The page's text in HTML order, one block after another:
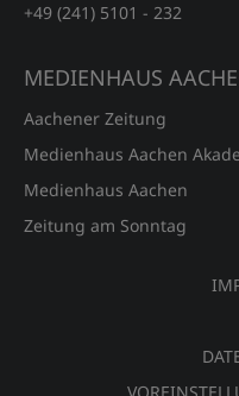
+49 (241) 5101 - 232
MEDIENHAUS
Aachener Zeitung
Medienhaus Aachen
Medienhaus Aachen
Zeitung am Sonntag